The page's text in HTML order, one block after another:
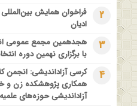
کارگاه آموزشی کلام تطبیقی
دیدگاه امامیه و ماتریدیه”
اولین همایش ملی” #زن و
#عقلانی
1 سال قبل
فراخوان مقاله ویژه
2
فراخوان همایش بین‌المللی
ادیان
3
هجدهمین مجمع عمومی
با برگزاری نهمین دوره
4
کرسی آزاداندیشی: انجمن
همکاری پژوهشکده زن و
آزاداندیشی حوزه‌های علمیه